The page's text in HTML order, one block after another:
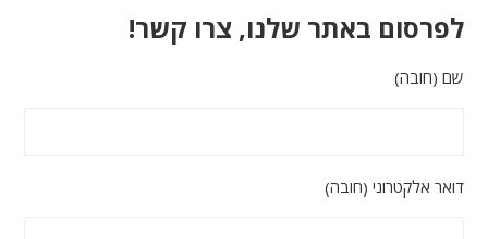
לפרסום באתר שלנו, צרו קשר!
שם (חובה)
דואר אלקטרוני (חובה)